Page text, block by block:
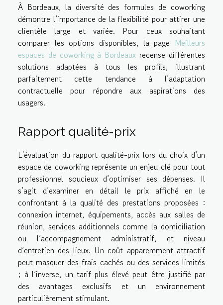
À Bordeaux, la diversité des formules de coworking
démontre l’importance de la flexibilité pour attirer une
clientèle large et variée. Pour ceux souhaitant
comparer les options disponibles, la page Meilleurs
espaces de coworking à Bordeaux recense différentes
solutions adaptées à tous les profils, illustrant
parfaitement cette tendance à l’adaptation
contractuelle pour répondre aux aspirations des
usagers.
Rapport qualité-prix
L'évaluation du rapport qualité-prix lors du choix d’un
espace de coworking représente un enjeu clé pour tout
professionnel soucieux d’optimiser ses dépenses. Il
s’agit d’examiner en détail le prix affiché en le
confrontant à la qualité des prestations proposées :
connexion internet, équipements, accès aux salles de
réunion, services additionnels comme la domiciliation
ou l’accompagnement administratif, et niveau
d’entretien des lieux. Un coût apparemment attractif
peut masquer des frais cachés ou des services limités
; à l’inverse, un tarif plus élevé peut être justifié par
des avantages exclusifs et un environnement
particulièrement stimulant.